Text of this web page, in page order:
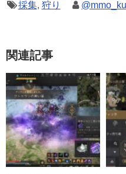
採集, 狩り
関連記事